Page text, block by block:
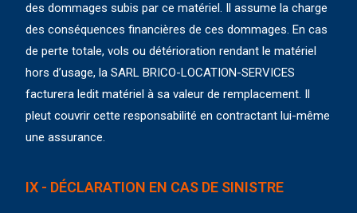
des dommages subis par ce matériel. Il assume la charge
des conséquences financières de ces dommages. En cas
de perte totale, vols ou détérioration rendant le matériel
hors d’usage, la SARL BRICO-LOCATION-SERVICES
facturera ledit matériel à sa valeur de remplacement. Il
pleut couvrir cette responsabilité en contractant lui-même
une assurance.
IX - DÉCLARATION EN CAS DE SINISTRE